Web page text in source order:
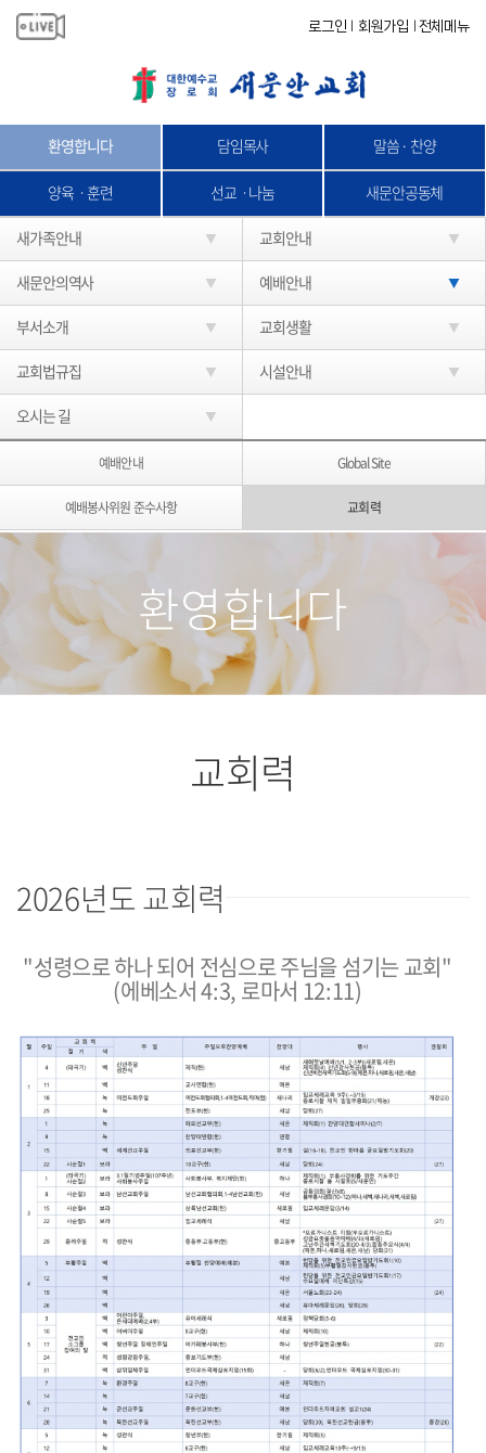
로그인 회원가입 전체메뉴
환영합니다
새가족안내 교회안내
새문안의역사 예배안내
예배안내 Global Site
예배봉사위원 준수사항 교회력
부서소개 교회생활
교회법규집 시설안내
오시는 길
담임목사 말씀 · 찬양
양육ㆍ훈련 선교ㆍ나눔 새문안공동체
환영합니다
교회력
2026년도 교회력
"성령으로 하나 되어 전심으로 주님을 섬기는 교회"
(에베소서 4:3, 로마서 12:11)